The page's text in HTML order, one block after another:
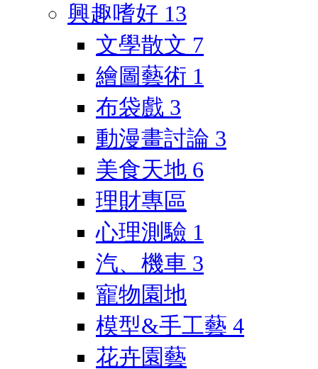
興趣嗜好 13
文學散文 7
繪圖藝術 1
布袋戲 3
動漫畫討論 3
美食天地 6
理財專區
心理測驗 1
汽、機車 3
寵物園地
模型&手工藝 4
花卉園藝